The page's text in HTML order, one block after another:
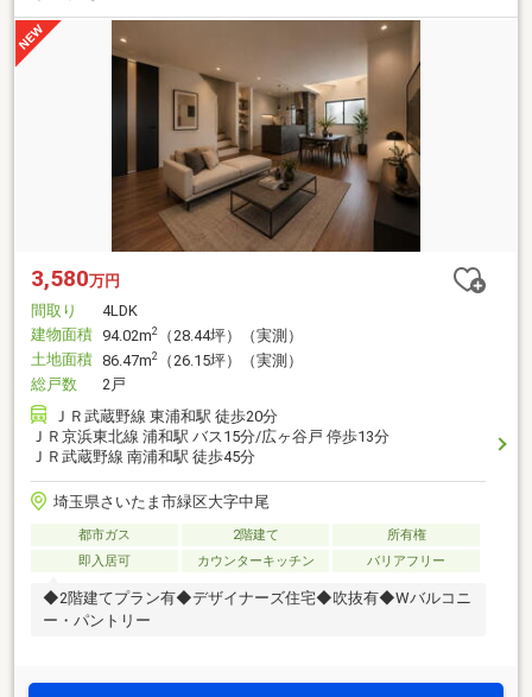
3,580万円
間取り
4LDK
建物面積 94.02m2
（28.44坪）（実測）
土地面積 86.47m2
（26.15坪）（実測）
総戸数
2戸
ＪＲ武蔵野線 東浦和駅 徒歩20分
ＪＲ京浜東北線 浦和駅 バス15分/広ヶ谷戸 停歩13分
ＪＲ武蔵野線 南浦和駅 徒歩45分
埼玉県さいたま市緑区大字中尾
都市ガス 2階建て
所有権
即入居可
カウンターキッチン バリアフリー
◆2階建てプラン有◆デザイナーズ住宅◆吹抜有◆Wバルコニ
ー・パントリー